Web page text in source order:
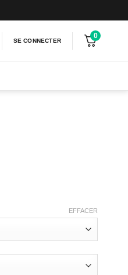
SE CONNECTER
0
EFFACER